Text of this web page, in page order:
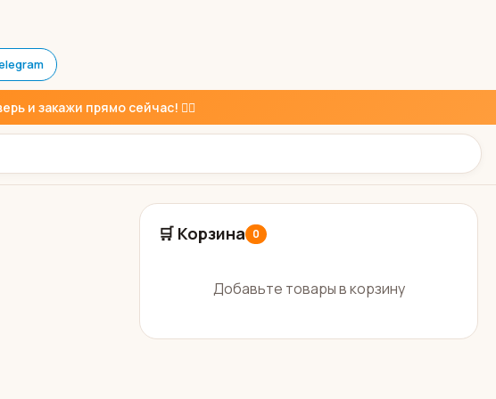
и закажи прямо сейчас! 👇🏼
🛒 Корзина 0
Добавьте товары в корзину